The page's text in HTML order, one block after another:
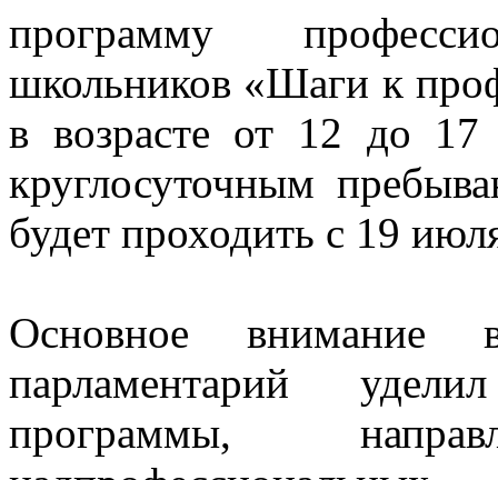
программу
школьников «Шаги к
в возрасте от 12 до 17
круглосуточным
будет проходить с 19
Основное внимание
парламентарий
программы,